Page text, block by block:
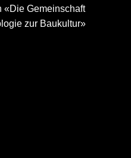
«Die Gemeinschaft
zur Baukultur»